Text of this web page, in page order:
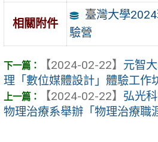
相關附件
臺灣大學
驗營
【2024-02-22】 元智
理「數位媒體設計」體驗工作
【2024-02-22】 弘光
物理治療系舉辦「物理治療職